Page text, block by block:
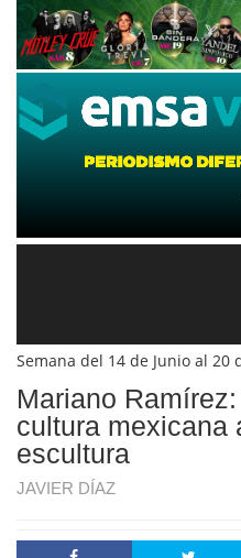
Semana del 14 de Junio al 20
Mariano
cultura mexicana
escultura
JAVIER DÍAZ